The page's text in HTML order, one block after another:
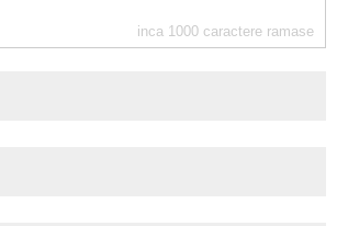
inca 1000 caractere ramase